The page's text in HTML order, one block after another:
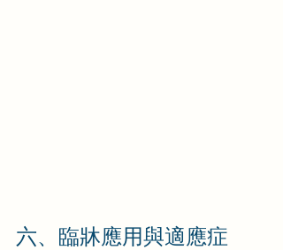
六、臨牀應用與適應症